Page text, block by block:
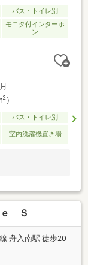
バス・トイレ別
モニタ付インターホ
ン
2）
バス・トイレ別
室内洗濯機置き場
ｅ Ｓ
舟入南駅 徒歩20